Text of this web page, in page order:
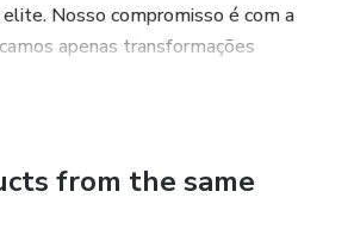
Nosso compromisso é com a
apenas transformações
infoprodutos, você leva consigo a
que vive o dia a dia do
e hipertrofia. Aqui, o conhecimento
from the same